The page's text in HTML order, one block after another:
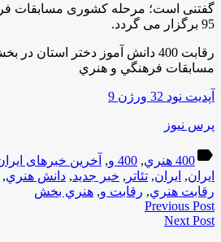
گفتنی است؛ مرحله کشوری مسابقات
95 برگزار می گردد.
رقابت 400 دانش آموز دختر
مسابقات فرهنگي و هنري
آپدیت نود 32 ورژن 9
پرس نیوز
label400 هنري , 400 و , آخرین خبرهای
ایران, ایران, تئاتر , خبر جدید, دانش هنري,
رقابت هنري, رقابت و, هنري بخش
Previous Post
Next Post